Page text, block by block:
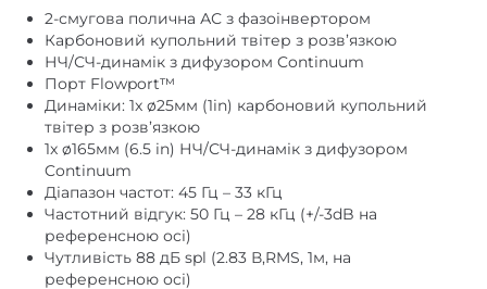
Карбоновий купольний твітер з розв’язкою
НЧ/СЧ-динамік з дифузором Continuum
Порт Flowport™
Динаміки: 1x ø25мм (1in) карбоновий купольний
твітер з розв’язкою
1x ø165мм (6.5 in) НЧ/СЧ-динамік з дифузором
Continuum
Діапазон частот: 45 Гц – 33 кГц
Частотний відгук: 50 Гц – 28 кГц (+/-3dB на
референсною осі)
Чутливість 88 дБ spl (2.83 В,RMS, 1м, на
референсною осі)
Гармонійні спотворення 2-я і 3-я гармоніки (90 дБ,